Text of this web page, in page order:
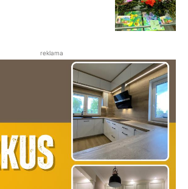
reklama